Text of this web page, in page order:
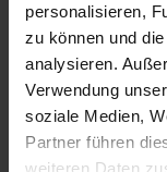
personalisieren,
zu können und
analysieren.
Verwendung
soziale Medien,
Partner führen
weiteren Daten
Die Neuauflage
aufgenommen
wurden